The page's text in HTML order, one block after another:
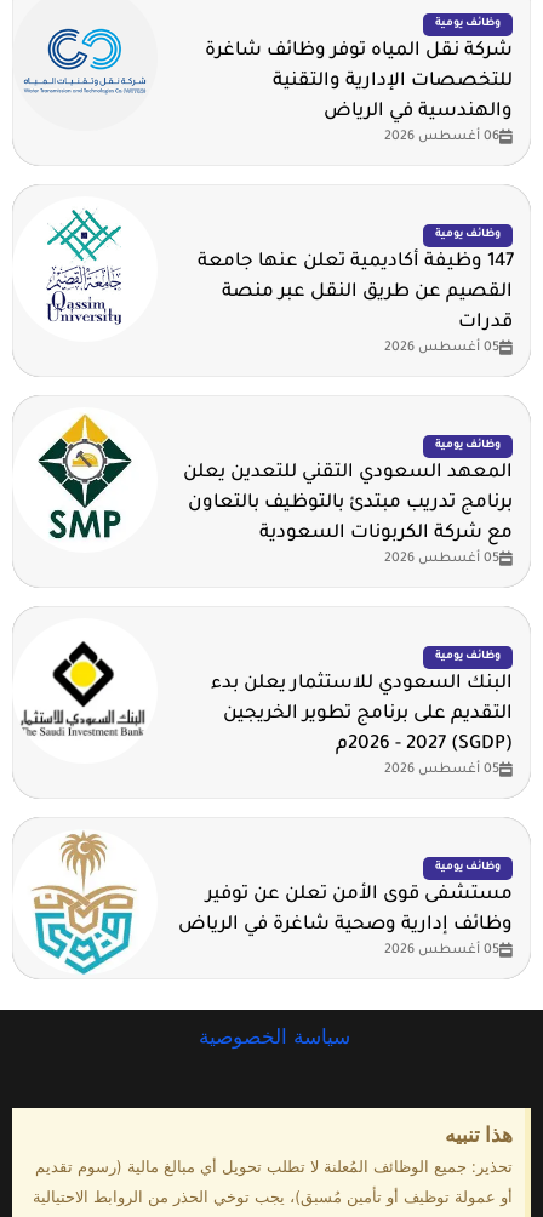
وظائف يومية
شركة نقل المياه توفر وظائف شاغرة
للتخصصات الإدارية والتقنية
والهندسية في الرياض
06 أغسطس 2026
وظائف يومية
147 وظيفة أكاديمية تعلن عنها جامعة
القصيم عن طريق النقل عبر منصة
قدرات
05 أغسطس 2026
وظائف يومية
المعهد السعودي التقني للتعدين يعلن
برنامج تدريب مبتدئ بالتوظيف بالتعاون
مع شركة الكربونات السعودية
05 أغسطس 2026
وظائف يومية
البنك السعودي للاستثمار يعلن بدء
التقديم على برنامج تطوير الخريجين
(SGDP) 2026 - 2027م
05 أغسطس 2026
وظائف يومية
مستشفى قوى الأمن تعلن عن توفير
وظائف إدارية وصحية شاغرة في الرياض
05 أغسطس 2026
سياسة الخصوصية
هذا تنبيه
تحذير: جميع الوظائف المُعلنة لا تطلب تحويل أي مبالغ مالية (رسوم تقديم
أو عمولة توظيف أو تأمين مُسبق)، يجب توخي الحذر من الروابط الاحتيالية